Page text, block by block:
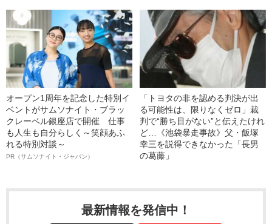
オープン1周年を記念した特別イ
ベントがサムソナイト・ブラッ
クレーベル銀座店で開催 仕事
も人生も自分らしく～笑顔あふ
れる特別対談～
PR（サムソナイト・ジャパン）
「トヨタの非を認める判決が出
る可能性は、限りなくゼロ」裁
判で“勝ち目がない”と伝えたけれ
ど…《池袋暴走事故》父・飯塚
幸三を説得できなかった「長男
の葛藤」
最新情報を発信中！